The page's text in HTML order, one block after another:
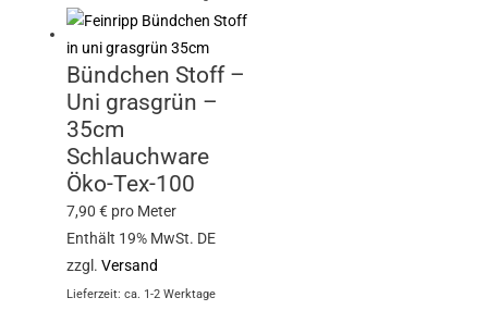
Bündchen Stoff –
Uni grasgrün –
35cm
Schlauchware
Öko-Tex-100
7,90€ pro Meter
Enthält 19% MwSt. DE
zzgl.Versand
Lieferzeit: ca. 1-2 Werktage